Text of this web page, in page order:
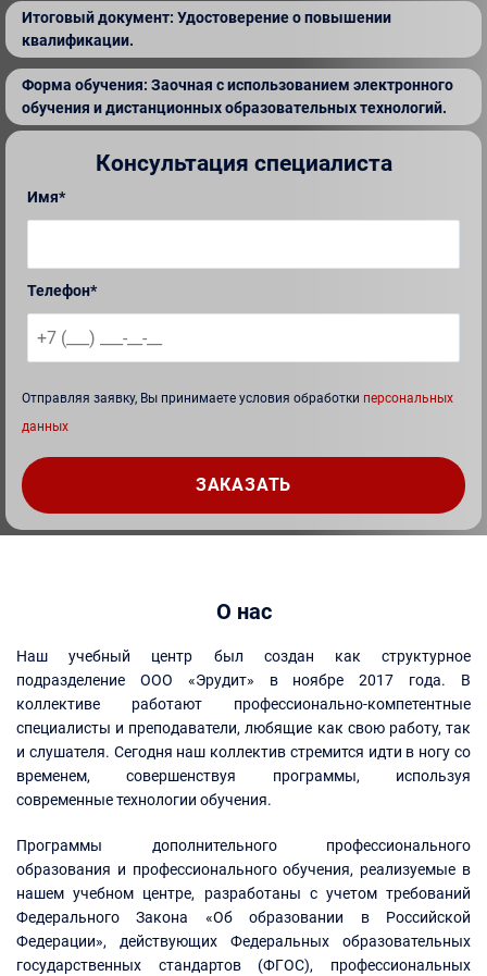
Итоговый документ: Удостоверение о повышении
квалификации.
Форма обучения: Заочная с использованием электронного
обучения и дистанционных образовательных технологий.
Консультация специалиста
Имя*
Телефон*
Отправляя заявку, Вы принимаете условия обработки персональных
данных
О нас
Наш учебный центр был создан как структурное
подразделение ООО «Эрудит» в ноябре 2017 года. В
коллективе работают профессионально-компетентные
специалисты и преподаватели, любящие как свою работу, так
и слушателя. Сегодня наш коллектив стремится идти в ногу со
временем, совершенствуя программы, используя
современные технологии обучения.
Программы дополнительного профессионального
образования и профессионального обучения, реализуемые в
нашем учебном центре, разработаны с учетом требований
Федерального Закона «Об образовании в Российской
Федерации», действующих Федеральных образовательных
государственных стандартов (ФГОС), профессиональных